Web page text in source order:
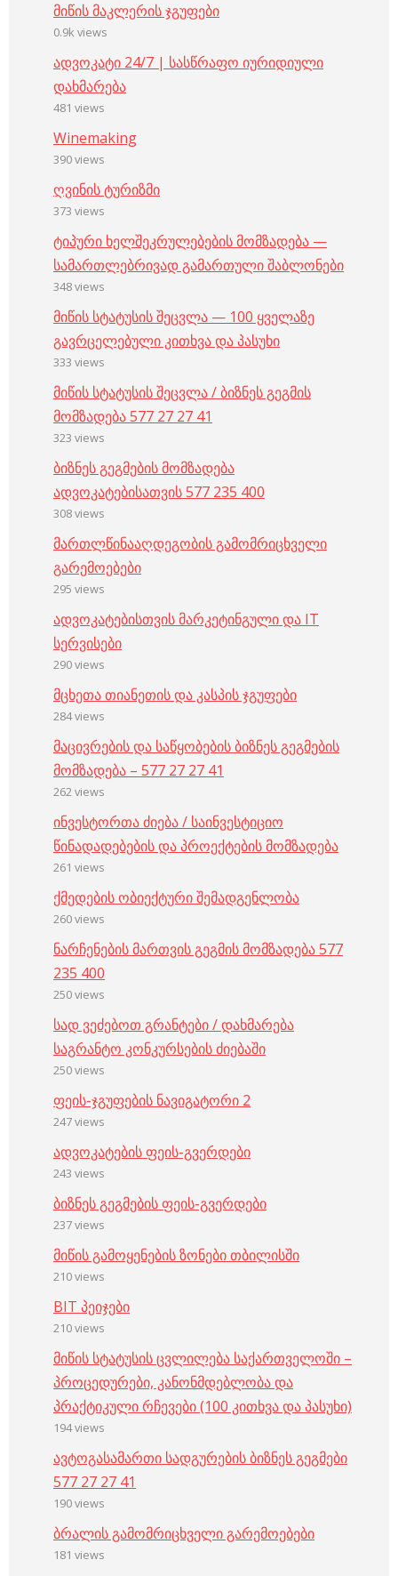
მიწის მაკლერის ჯგუფები
0.9k views
ადვოკატი 24/7 | სასწრაფო იურიდიული
დახმარება
481 views
Winemaking
390 views
ღვინის ტურიზმი
373 views
ტიპური ხელშეკრულებების მომზადება —
სამართლებრივად გამართული შაბლონები
348 views
მიწის სტატუსის შეცვლა — 100 ყველაზე
გავრცელებული კითხვა და პასუხი
333 views
მიწის სტატუსის შეცვლა / ბიზნეს გეგმის
მომზადება 577 27 27 41
323 views
ბიზნეს გეგმების მომზადება
ადვოკატებისათვის 577 235 400
308 views
მართლწინააღდეგობის გამომრიცხველი
გარემოებები
295 views
ადვოკატებისთვის მარკეტინგული და IT
სერვისები
290 views
მცხეთა თიანეთის და კასპის ჯგუფები
284 views
მაცივრების და საწყობების ბიზნეს გეგმების
მომზადება – 577 27 27 41
262 views
ინვესტორთა ძიება / საინვესტიციო
წინადადებების და პროექტების მომზადება
261 views
ქმედების ობიექტური შემადგენლობა
260 views
ნარჩენების მართვის გეგმის მომზადება 577
235 400
250 views
სად ვეძებოთ გრანტები / დახმარება
საგრანტო კონკურსების ძიებაში
250 views
ფეის-ჯგუფების ნავიგატორი 2
247 views
ადვოკატების ფეის-გვერდები
243 views
ბიზნეს გეგმების ფეის-გვერდები
237 views
მიწის გამოყენების ზონები თბილისში
210 views
BIT პეიჯები
210 views
მიწის სტატუსის ცვლილება საქართველოში –
პროცედურები, კანონმდებლობა და
პრაქტიკული რჩევები (100 კითხვა და პასუხი)
194 views
ავტოგასამართი სადგურების ბიზნეს გეგმები
577 27 27 41
190 views
ბრალის გამომრიცხველი გარემოებები
181 views